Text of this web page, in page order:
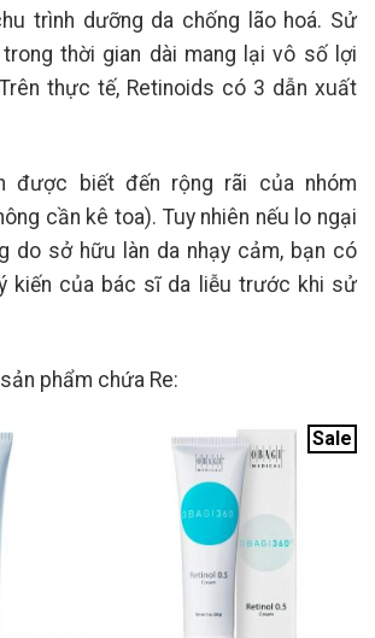
trình dưỡng da chống lão hoá. Sử
thời gian dài mang lại vô số lợi
thực tế, Retinoids có 3 dẫn xuất
được biết đến rộng rãi của nhóm
cần kê toa). Tuy nhiên nếu lo ngại
do sở hữu làn da nhạy cảm, bạn có
kiến của bác sĩ da liễu trước khi sử
phẩm chứa Re:
Sale